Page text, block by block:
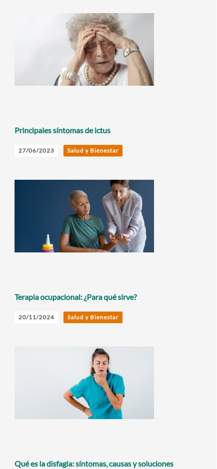
Principales síntomas de ictus
27/06/2023 Salud y Bienestar
Terapia ocupacional: ¿Para qué sirve?
20/11/2024 Salud y Bienestar
Qué es la disfagia: síntomas, causas y soluciones